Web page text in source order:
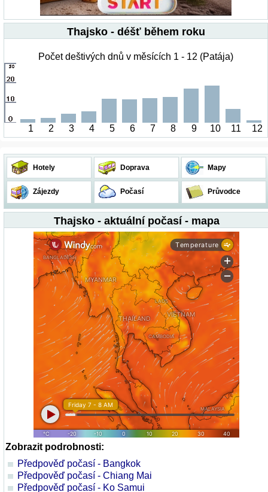
Thajsko - déšť během roku
Počet deštivých dnů v měsících 1 - 12 (Patája)
1 2 3 4 5 6 7 8 9 10 11 12
Hotely Doprava Mapy
Zájezdy Počasí Průvodce
Thajsko - aktuální počasí - mapa
Zobrazit podrobnosti:
Předpověď počasí - Bangkok
Předpověď počasí - Chiang Mai
Předpověď počasí - Ko Samui